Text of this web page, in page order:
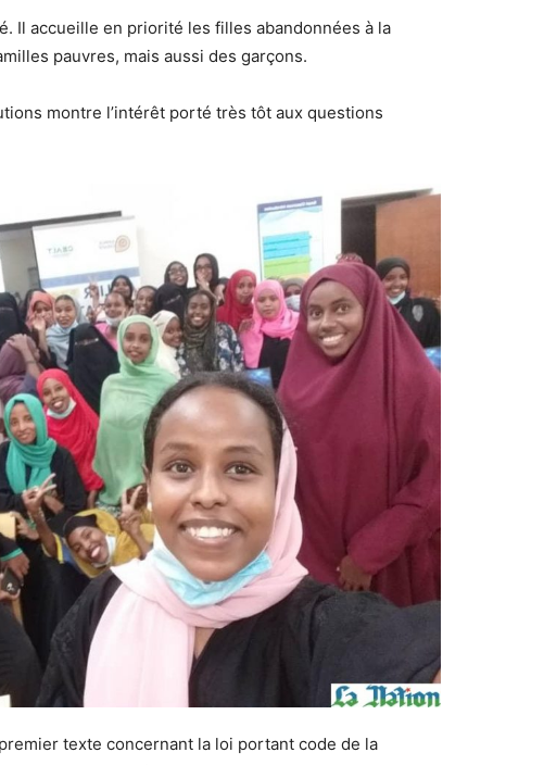
Il accueille en priorité les filles abandonnées à la
pauvres, mais aussi des garçons.
montre l’intérêt porté très tôt aux questions
texte concernant la loi portant code de la